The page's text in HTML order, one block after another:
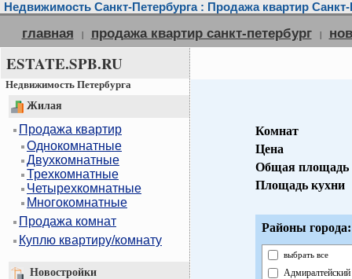
Недвижимость Санкт-Петербурга : Продажа квартир Санкт-
главная | продажа квартир санкт-петербург |
ESTATE.SPB.RU
Недвижимость Петербурга
Жилая
Продажа квартир
Однокомнатные
Двухкомнатные
Трехкомнатные
Четырехкомнатные
Многокомнатные
Продажа комнат
Куплю квартиру/комнату
Новостройки
Комнат
Цена
Общая площадь
Площадь кухни
Районы города:
выбрать все
Адмиралтейский